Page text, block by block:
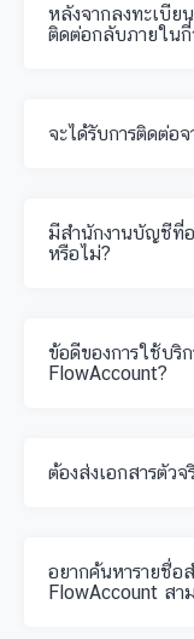
หลังจากลงทะเบีย
ติดต่อกลับภายในกี่
จะได้รับการติดต่อ
มีสำนักงานบัญชีที่
หรือไม่?
ข้อดีของการใช้บ
FlowAccount?
ต้องส่งเอกสารตัว
อยากค้นหารายชื่
FlowAccount สา